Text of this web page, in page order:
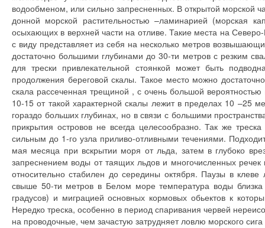
водообменом, или сильно запресненных. В открытой морской
донной морской растительностью –ламинарией (морская
осыхающих в верхней части на отливе. Такие места на
с виду представляет из себя на несколько метров
достаточно большими глубинами до 30-ти метров с резким
для трески привлекательной стоянкой может быть
продолжения береговой скалы. Такое место можно
скала рассеченная трещиной , с очень большой
10-15 от такой характерной скалы лежит в пределах 10 –25
гораздо больших глубинах, но в связи с большими
прикрытия островов не всегда целесообразно. Так же
сильным до 1-го узла приливо-отливными течениями.
мая месяца при вскрытии моря от льда, затем в глубоко
запреснением воды от таящих льдов и многочисленных
относительно стабилен до середины октября. Паузы в
свыше 50-ти метров в Белом море температура воды
градусов) и миграцией основных кормовых обьектов к
Нередко треска, особенно в период спаривания червей
на проводочные, чем зачастую затрудняет ловлю морского